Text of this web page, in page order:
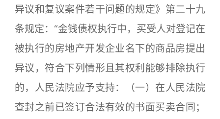
异议和复议案件若干问题的规定》第二十九
条规定：“金钱债权执行中，买受人对登记在
被执行的房地产开发企业名下的商品房提出
异议，符合下列情形且其权利能够排除执行
的，人民法院应予支持：（一）在人民法院
查封之前已签订合法有效的书面买卖合同；